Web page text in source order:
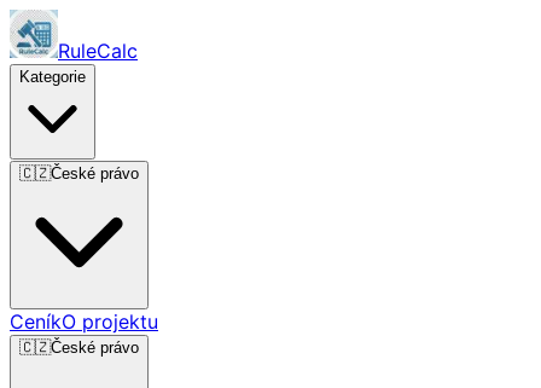
RuleCalc
Kategorie
🇨🇿České právo
CeníkO projektu
🇨🇿České právo